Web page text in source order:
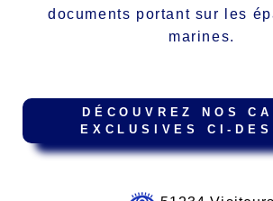
documents portant sur les
marines.
DÉCOUVREZ NOS
EXCLUSIVES CI-